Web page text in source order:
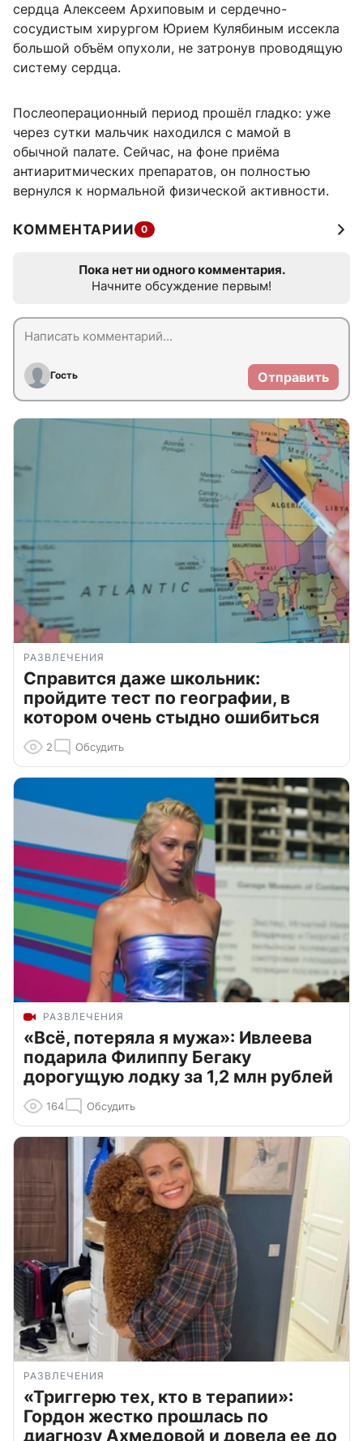
сердца Алексеем Архиповым и сердечно-
сосудистым хирургом Юрием Кулябиным иссекла
большой объём опухоли, не затронув проводящую
систему сердца.
Послеоперационный период прошёл гладко: уже
через сутки мальчик находился с мамой в
обычной палате. Сейчас, на фоне приёма
антиаритмических препаратов, он полностью
вернулся к нормальной физической активности.
КОММЕНТАРИИ 0
Пока нет ни одного комментария.
Начните обсуждение первым!
Гость Отправить
РАЗВЛЕЧЕНИЯ
Справится даже школьник:
пройдите тест по географии, в
котором очень стыдно ошибиться
2 Обсудить
РАЗВЛЕЧЕНИЯ
«Всё, потеряла я мужа»: Ивлеева
подарила Филиппу Бегаку
дорогущую лодку за 1,2 млн рублей
164 Обсудить
РАЗВЛЕЧЕНИЯ
«Триггерю тех, кто в терапии»:
Гордон жестко прошлась по
диагнозу Ахмедовой и довела ее до